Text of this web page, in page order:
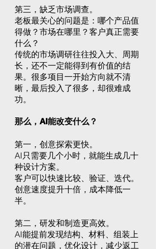
第三，缺乏市场调查。
老板最关心的问题是：哪个产品值
得做？市场在哪里？客户真正需要
什么？
传统的市场调研往往投入大、周期
长，还不一定能得到有价值的结
果。很多项目一开始方向就不清
晰，最后投入了很多，却很难成
功。
那么，AI能改变什么？
第一，创意探索更快。
AI只需要几个小时，就能生成几十
种设计方案。
客户可以快速比较、验证、迭代。
创意速度提升十倍，成本降低一
半。
第二，研发和制造更高效。
AI能提前发现结构、材料、组装上
的潜在问题，优化设计，减少返工